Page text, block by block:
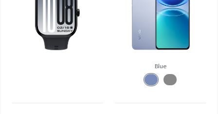
Italia | Seleziona paese/regione
Blue